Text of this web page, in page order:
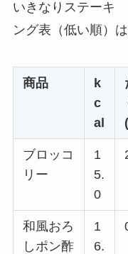
いきなりステーキ
ング表（低い順）は
商品
k
c
al
ブロッコ
リー
1
5.
0
和風おろ
しポン酢
1
6.